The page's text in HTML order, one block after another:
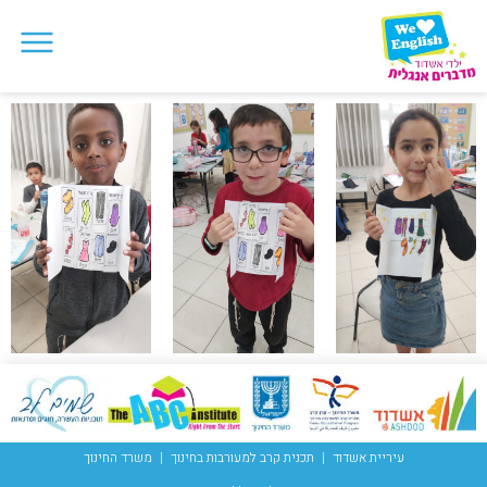
עיריית אשדוד תכנית קרב למעורבות בחינוך
משרד החינוך